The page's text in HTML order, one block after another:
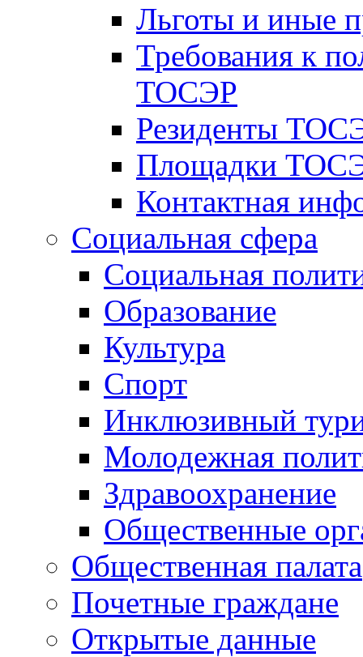
Льготы и иные
Требования к
ТОСЭР
Резиденты
Площадки
Контактная
Социальная сфера
Социальная
Образование
Культура
Спорт
Инклюзивный
Молодежная
Здравоохранение
Общественные
Общественная палата
Почетные граждане
Открытые данные